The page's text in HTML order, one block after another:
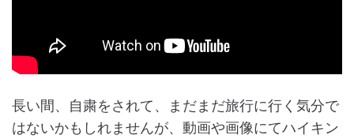
長い間、自粛をされて、まだまだ旅行に行く気分で
はないかもしれませんが、動画や画像にてハイキン